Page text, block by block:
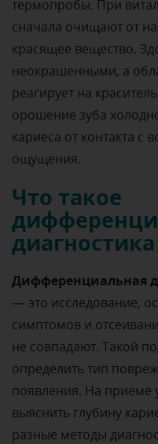
термопробы. При
сначала очищают от
красящее вещество.
неокрашенными, а
реагирует на
орошение зуба
кариеса от контакта с
ощущения.
Что такое
Дифференциальная
— это исследование,
симптомов и
не совпадают. Такой
определить тип
появления. На приеме
выяснить глубину
разные методы